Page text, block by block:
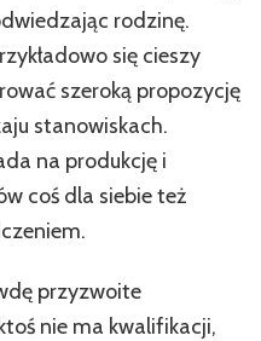
rodzinę.
się cieszy
szeroką propozycję
stanowiskach.
na produkcję i
coś dla siebie też
przyzwoite
nie ma kwalifikacji,